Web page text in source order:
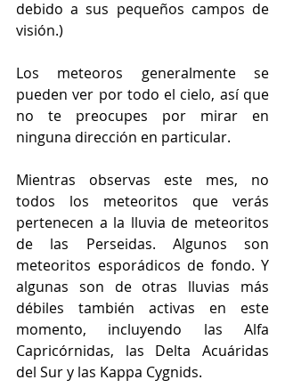
debido a sus pequeños campos de
visión.)
Los meteoros generalmente se
pueden ver por todo el cielo, así que
no te preocupes por mirar en
ninguna dirección en particular.
Mientras observas este mes, no
todos los meteoritos que verás
pertenecen a la lluvia de meteoritos
de las Perseidas. Algunos son
meteoritos esporádicos de fondo. Y
algunas son de otras lluvias más
débiles también activas en este
momento, incluyendo las Alfa
Capricórnidas, las Delta Acuáridas
del Sur y las Kappa Cygnids.